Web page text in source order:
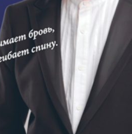
(1846–1916) Вокальный
Lascia mi! Lascia ch'io
l'ombra
saggio
Santa Lucia
«На качелях»
La folletta из цикла